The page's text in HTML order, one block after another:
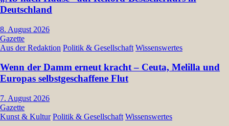
Deutschland
8. August 2026
Gazette
Aus der Redaktion Politik & Gesellschaft Wissenswertes
Wenn der Damm erneut kracht – Ceuta, Melilla und
Europas selbstgeschaffene Flut
7. August 2026
Gazette
Kunst & Kultur Politik & Gesellschaft Wissenswertes